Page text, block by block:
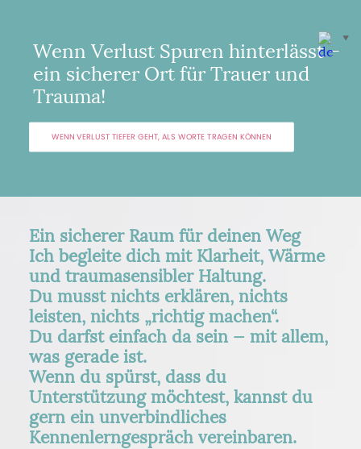
Wenn Verlust Spuren hinterlässt –
ein sicherer Ort für Trauer und
Trauma!
WENN VERLUST TIEFER GEHT, ALS WORTE TRAGEN KÖNNEN
Ein sicherer Raum für deinen Weg
Ich begleite dich mit Klarheit, Wärme
und traumasensibler Haltung.
Du musst nichts erklären, nichts
leisten, nichts „richtig machen“.
Du darfst einfach da sein — mit allem,
was gerade ist.
Wenn du spürst, dass du
Unterstützung möchtest, kannst du
gern ein unverbindliches
Kennenlerngespräch vereinbaren.
▼